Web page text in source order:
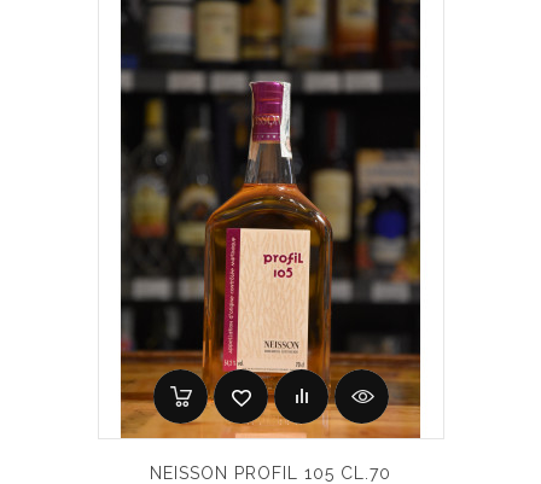
NEISSON PROFIL 105 CL.70